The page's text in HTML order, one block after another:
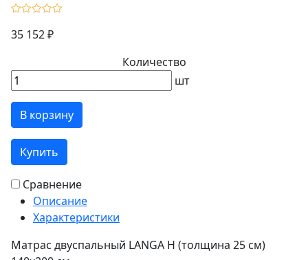
35 152 ₽
Количество
шт
В корзину
Купить
Сравнение
Описание
Характеристики
Матрас двуспальный LANGA Н (толщина 25 см)